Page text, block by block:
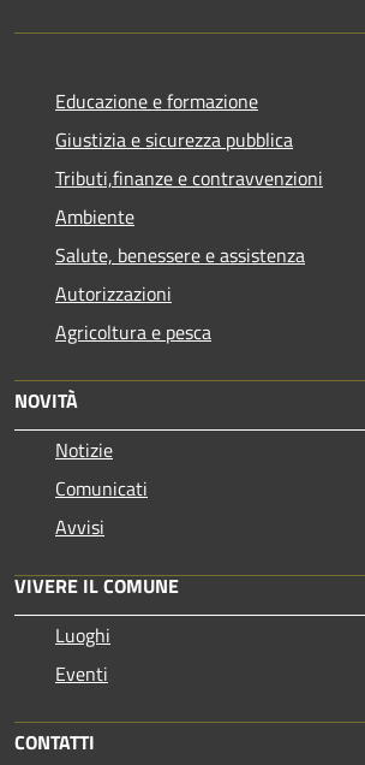
Educazione e formazione
Giustizia e sicurezza pubblica
Tributi,finanze e contravvenzioni
Ambiente
Salute, benessere e assistenza
Autorizzazioni
Agricoltura e pesca
NOVITÀ
Notizie
Comunicati
Avvisi
VIVERE IL COMUNE
Luoghi
Eventi
CONTATTI